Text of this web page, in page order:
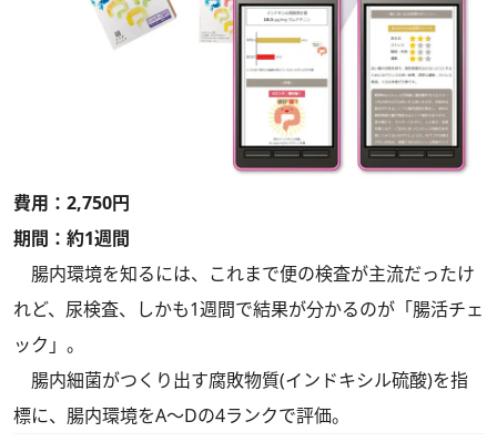
費用：2,750円
期間：約1週間
腸内環境を知るには、これまで便の検査が主流だったけ
れど、尿検査、しかも1週間で結果が分かるのが「腸活チェ
ック」。
腸内細菌がつくり出す腐敗物質(インドキシル硫酸)を指
標に、腸内環境をA～Dの4ランクで評価。